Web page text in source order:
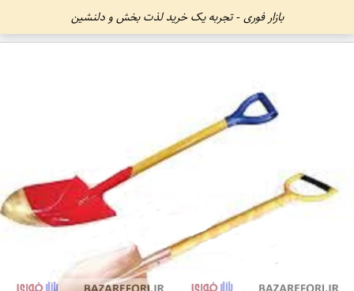
بازار فوری - تجربه یک خرید لذت بخش و دلنشین